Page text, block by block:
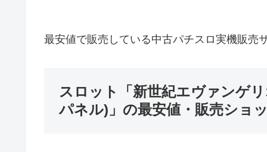
最安値で販売している中古パチスロ実機販売
スロット「新世紀エヴァンゲ
パネル)」の最安値・販売ショ